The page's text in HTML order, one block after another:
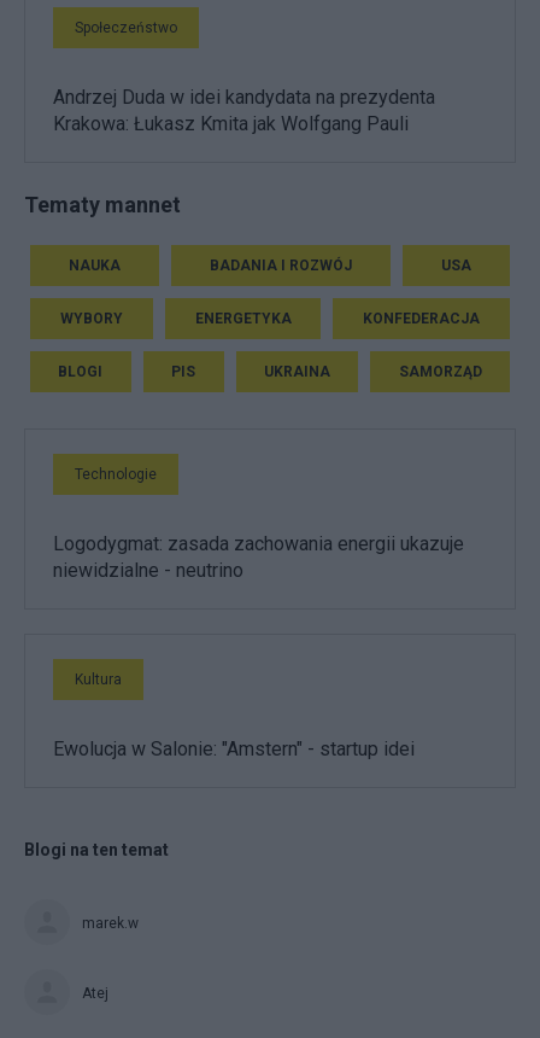
Społeczeństwo
Andrzej Duda w idei kandydata na prezydenta
Krakowa: Łukasz Kmita jak Wolfgang Pauli
Tematy mannet
NAUKA BADANIA I ROZWÓJ USA
WYBORY ENERGETYKA KONFEDERACJA
BLOGI PIS UKRAINA SAMORZĄD
Technologie
Logodygmat: zasada zachowania energii ukazuje
niewidzialne - neutrino
Kultura
Ewolucja w Salonie: "Amstern" - startup idei
Blogi na ten temat
marek.w
Atej